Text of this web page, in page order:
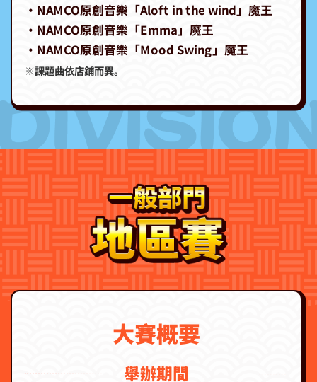
・NAMCO原創音樂「Aloft in the wind」魔王
・NAMCO原創音樂「Emma」魔王
・NAMCO原創音樂「Mood Swing」魔王
※課題曲依店鋪而異。
大賽概要
舉辦期間